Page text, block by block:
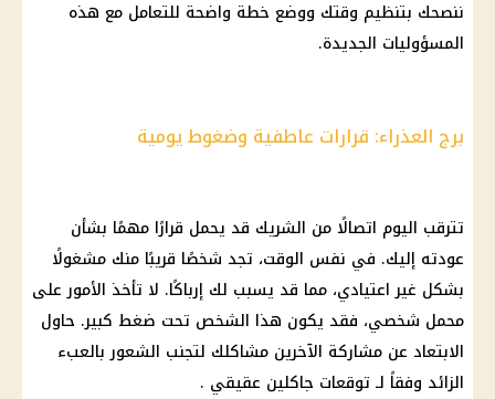
ننصحك بتنظيم وقتك ووضع خطة واضحة للتعامل مع هذه
المسؤوليات الجديدة.
برج العذراء: قرارات عاطفية وضغوط يومية
تترقب اليوم اتصالًا من الشريك قد يحمل قرارًا مهمًا بشأن
عودته إليك. في نفس الوقت، تجد شخصًا قريبًا منك مشغولًا
بشكل غير اعتيادي، مما قد يسبب لك إرباكًا. لا تأخذ الأمور على
محمل شخصي، فقد يكون هذا الشخص تحت ضغط كبير. حاول
الابتعاد عن مشاركة الآخرين مشاكلك لتجنب الشعور بالعبء
الزائد وفقاً لـ توقعات جاكلين عقيقي .